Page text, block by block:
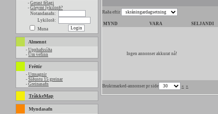
- Gerast félagi
- Gleymt lykilorð?
Notandanafn:
Lykilorð:
Muna
Almennt
- Upphafssíða
- Um vefinn
Fréttir
- Umsagnir
- Síðustu 15 greinar
- Greinasafn
TråkkeMap
Myndasafn
Raða eftir
MYND VARA SELJANDI
Ingen annonser akkurat nå!
Bruktmarked-annonser pr side « »